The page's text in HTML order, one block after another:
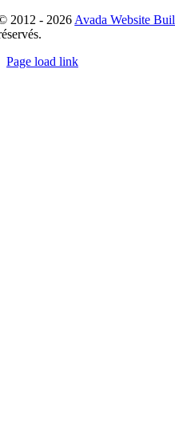
2012 - 2026 Avada Website
Page load link